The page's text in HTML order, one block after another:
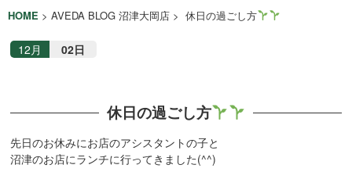
HOME > AVEDA BLOG 沼津大岡店 > 休日の過ごし方
12月 02日
休日の過ごし方
先日のお休みにお店のアシスタントの子と
沼津のお店にランチに行ってきました(^^)